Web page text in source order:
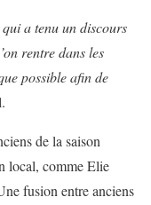
a tenu un discours
rentre dans les
possible afin de
de la saison
local, comme Elie
fusion entre anciens